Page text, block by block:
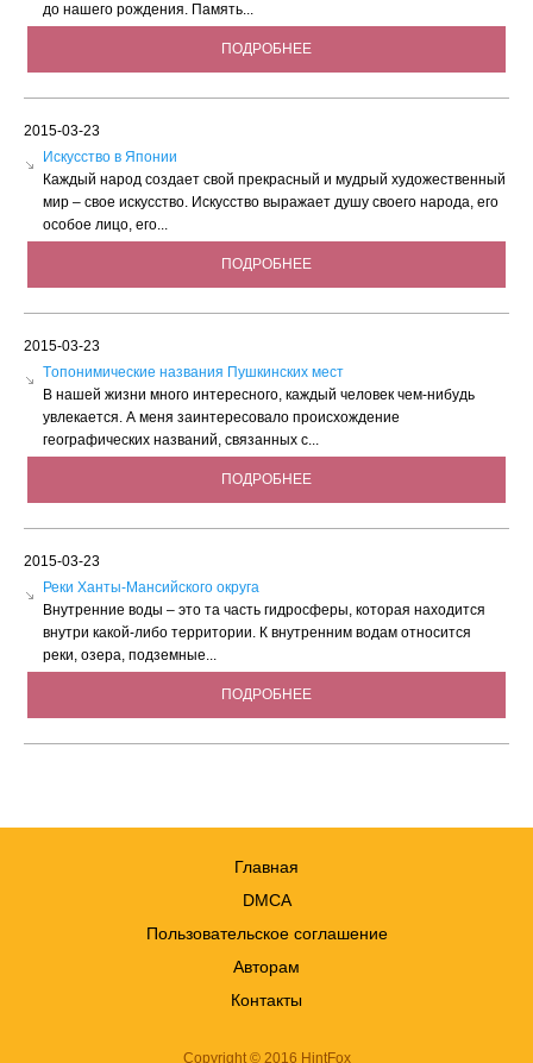
до нашего рождения. Память...
ПОДРОБНЕЕ
2015-03-23
Искусство в Японии
Каждый народ создает свой прекрасный и мудрый художественный
мир – свое искусство. Искусство выражает душу своего народа, его
особое лицо, его...
ПОДРОБНЕЕ
2015-03-23
Tопонимические названия Пушкинских мест
В нашей жизни много интересного, каждый человек чем-нибудь
увлекается. А меня заинтересовало происхождение
географических названий, связанных с...
ПОДРОБНЕЕ
2015-03-23
Реки Ханты-Мансийского округа
Внутренние воды – это та часть гидросферы, которая находится
внутри какой-либо территории. К внутренним водам относится
реки, озера, подземные...
ПОДРОБНЕЕ
Copyright © 2016 HintFox
Главная
DMCA
Пользовательское соглашение
Авторам
Контакты